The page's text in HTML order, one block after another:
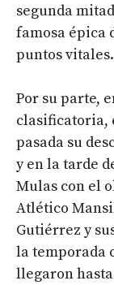
segunda
famosa épica
puntos vitales.
Por su parte,
clasificatoria,
pasada su
y en la tarde
Mulas con el
Atlético
Gutiérrez y
la temporada
llegaron